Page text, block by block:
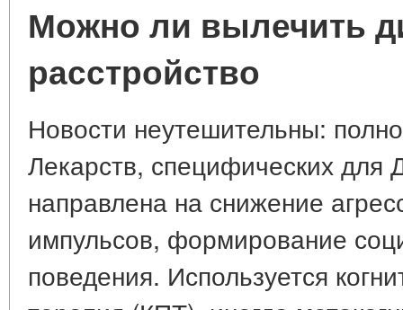
Можно ли вылечить
расстройство
Новости неутешительны:
Лекарств, специфических для
направлена на снижение
импульсов, формирование
поведения. Используется